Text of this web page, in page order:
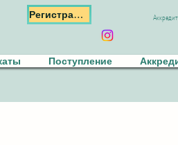
Регистрация
Поступление